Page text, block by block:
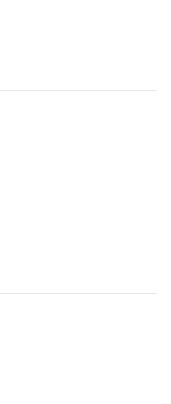
и…
раздел и
решил обновить
и аксессуаров.
обуви в
увеличился
обуви